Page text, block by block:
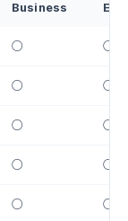
Business
○ ○
○ ○
○ ○
○ ○
○ ○